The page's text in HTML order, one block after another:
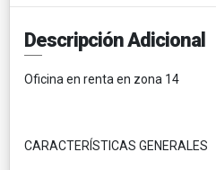
Descripción Adicional
Oficina en renta en zona 14
CARACTERÍSTICAS GENERALES